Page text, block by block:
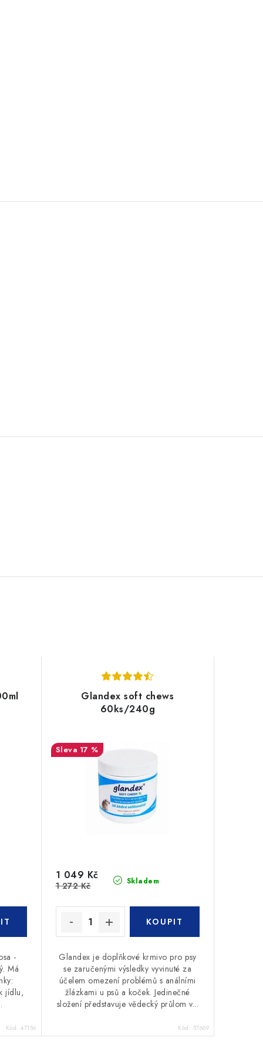
-
Má
jídlu,
Kód: 47156
Glandex soft chews
60ks/240g
17 %
Skladem
1 049 Kč
1 272 Kč
Glandex je doplňkové krmivo pro psy
se zaručenými výsledky vyvinuté za
účelem omezení problémů s análními
žlázkami u psů a koček. Jedinečné
složení představuje vědecký průlom v...
Kód: 57669